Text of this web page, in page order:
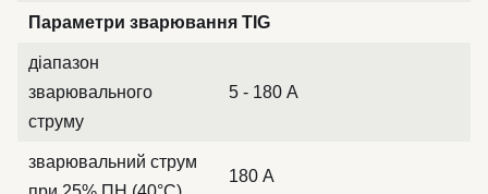
Параметри зварювання TIG
діапазон
зварювального
струму
5 - 180 А
зварювальний струм
180 А